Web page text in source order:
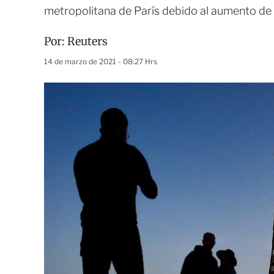
metropolitana de París debido al aumento
Por: Reuters
14 de marzo de 2021 - 08:27 Hrs